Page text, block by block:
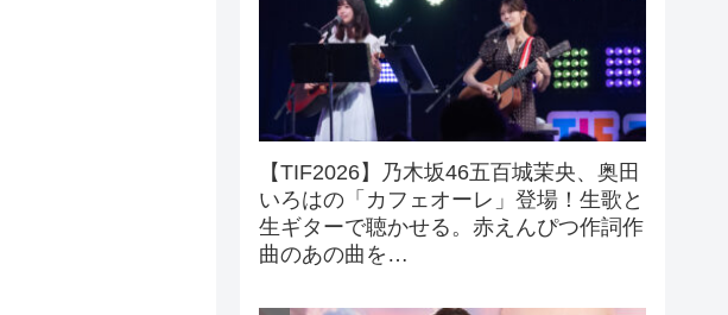
【TIF2026】乃木坂46五百城茉央、奥田
いろはの「カフェオーレ」登場！生歌と
生ギターで聴かせる。赤えんぴつ作詞作
曲のあの曲を…